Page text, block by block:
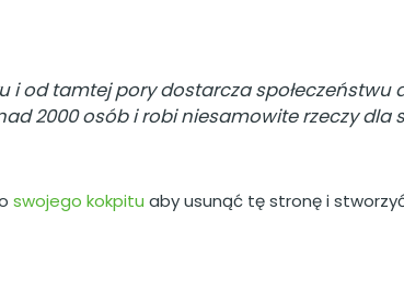
i od tamtej pory dostarcza
2000 osób i robi niesamowite rzeczy dla
swojego kokpitu aby usunąć tę stronę i